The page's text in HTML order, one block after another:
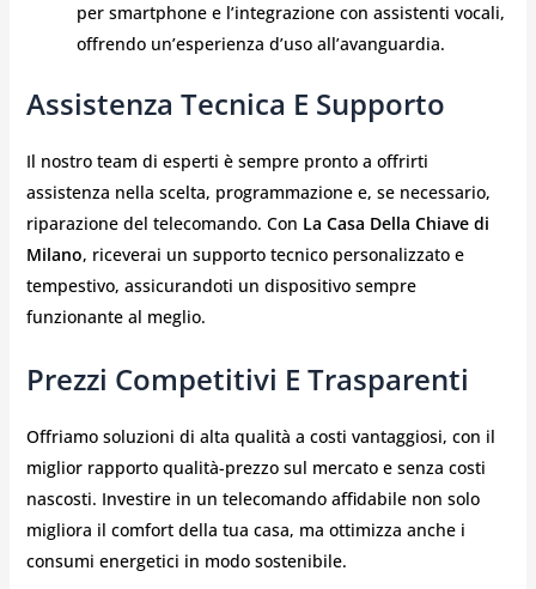
per smartphone e l’integrazione con assistenti vocali,
offrendo un’esperienza d’uso all’avanguardia.
Assistenza Tecnica E Supporto
Il nostro team di esperti è sempre pronto a offrirti
assistenza nella scelta, programmazione e, se necessario,
riparazione del telecomando. Con La Casa Della Chiave di
Milano, riceverai un supporto tecnico personalizzato e
tempestivo, assicurandoti un dispositivo sempre
funzionante al meglio.
Prezzi Competitivi E Trasparenti
Offriamo soluzioni di alta qualità a costi vantaggiosi, con il
miglior rapporto qualità-prezzo sul mercato e senza costi
nascosti. Investire in un telecomando affidabile non solo
migliora il comfort della tua casa, ma ottimizza anche i
consumi energetici in modo sostenibile.